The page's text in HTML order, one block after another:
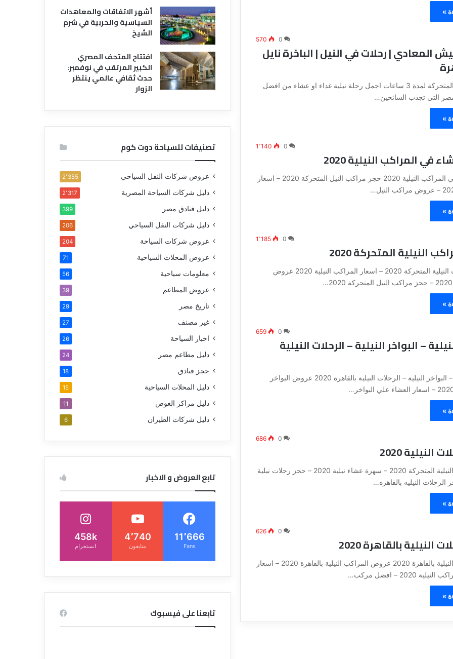
»
0
570
المعادي | رحلات في النيل | الباخرة نايل
الرحلات النيلية المتحركة لمدة 3 ساعات اجمل رحلة نيلية غداء او عشاء من افضل
التى تجذب السائحين…
»
0 1٬140
في المراكب النيلية 2020
اسعار العشاء في المراكب النيلية 2020 حجز مراكب النيل المتحركة 2020 – اسعار
»
0 1٬185
النيلية المتحركة 2020
عروض المراكب النيلية المتحركة 2020 – اسعار المراكب النيلية 2020 عروض
»
0
659
– البواخر النيلية – الرحلات النيلية
المراكب النيلية – البواخر النيلية – الرحلات النيلية بالقاهرة 2020 عروض البواخر
»
0
686
النيلية 2020
اسعار الرحلات النيلية المتحركة 2020 – سهرة عشاء نيلية 2020 – حجز رحلات نيلية
»
0
626
النيلية بالقاهرة 2020
اسعار الرحلات النيلية بالقاهرة 2020 عروض المراكب النيلية بالقاهرة 2020 – اسعار
2020 – افضل مركب…
»
أشهر الاتفاقات والمعاهدات
السياسية والحربية في شرم
الشيخ
افتتاح المتحف المصري
الكبير المرتقب في نوفمبر:
حدث ثقافي عالمي ينتظر
الزوار
تصنيفات للسياحة دوت كوم
عروض شركات النقل السياحي 2٬355
دليل شركات السياحة المصرية 2٬317
دليل فنادق مصر 399
دليل شركات النقل السياحي 206
عروض شركات السياحة 204
عروض المحلات السياحية 71
معلومات سياحية 56
عروض المطاعم 39
تاريخ مصر 29
غير مصنف 27
اخبار السياحة 26
دليل مطاعم مصر 24
حجز فنادق 18
دليل المحلات السياحية 15
دليل مراكز الغوص 11
دليل شركات الطيران 6
تابع العروض و الاخبار
11٬666
Fans
4٬740
متابعون
458k
انستجرام
تابعنا على فيسبوك